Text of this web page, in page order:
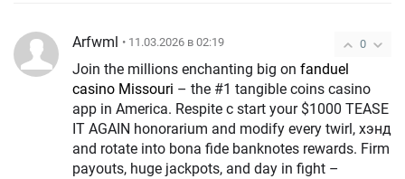
0
Arfwml • 11.03.2026 в 02:19
Join the millions enchanting big on fanduel
casino Missouri
app in America. Respite c start your $1000 TEASE
IT AGAIN honorarium and modify every twirl, хэнд
and rotate into bona fide banknotes rewards. Firm
payouts, huge jackpots, and day in fight –